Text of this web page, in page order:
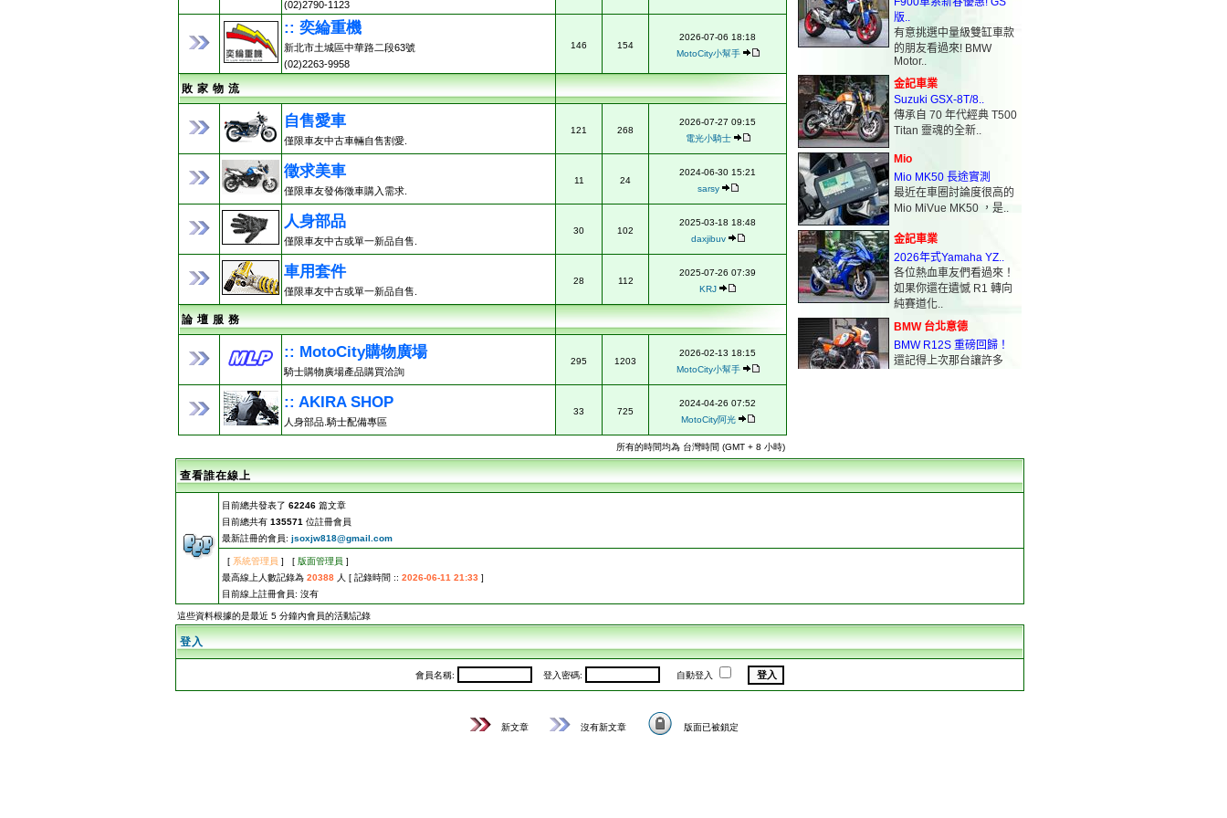
(02)2790-1123
:: 奕綸重機
新北市土城區中華路二段63號
(02)2263-9958
146 154
2026-07-06 18:18
MotoCity小幫手
敗 家 物 流
自售愛車
僅限車友中古車輛自售割愛.
121 268
2026-07-27 09:15
電光小騎士
徵求美車
僅限車友發佈徵車購入需求.
11 24
2024-06-30 15:21
sarsy
人身部品
僅限車友中古或單一新品自售.
30 102
2025-03-18 18:48
daxjibuv
車用套件
僅限車友中古或單一新品自售.
28 112
2025-07-26 07:39
KRJ
論 壇 服 務
:: MotoCity購物廣場
騎士購物廣場產品購買洽詢
295 1203
2026-02-13 18:15
MotoCity小幫手
:: AKIRA SHOP
人身部品.騎士配備專區
33 725
2024-04-26 07:52
MotoCity阿光
所有的時間均為 台灣時間 (GMT + 8 小時)
查看誰在線上
目前總共發表了 62246 篇文章
目前總共有 135571 位註冊會員
最新註冊的會員: jsoxjw818@gmail.com
[ 系統管理員 ] [ 版面管理員 ]
最高線上人數記錄為 20388 人 [ 記錄時間 :: 2026-06-11 21:33 ]
目前線上註冊會員: 沒有
這些資料根據的是最近 5 分鐘內會員的活動記錄
登入
會員名稱: 登入密碼: 自動登入
新文章 沒有新文章 版面已被鎖定